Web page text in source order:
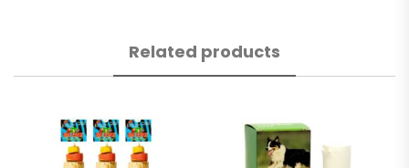
Related products